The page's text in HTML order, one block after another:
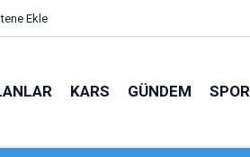
Ekle
KARS GÜNDEM SPOR